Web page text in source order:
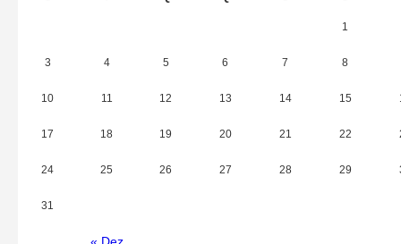
1
3 4 5 6 7 8
10 11 12 13 14 15
17 18 19 20 21 22
24 25 26 27 28 29
31